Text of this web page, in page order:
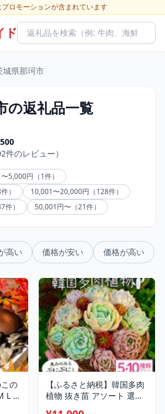
ロモーションが含まれています
ド
城県那珂市
の返礼品一覧
件のレビュー）
〜5,000円（1件）
）
10,001〜20,000円（128件）
）
50,001円〜（21件）
高い 価格が安い 価格が高い
の
L サ
【ふるさと納税】韓国多肉
植物 抜き苗 アソート 選べ